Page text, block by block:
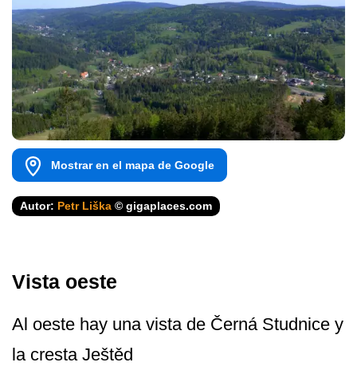
Mostrar en el mapa de Google
Autor: Petr Liška © gigaplaces.com
Vista oeste
Al oeste hay una vista de Černá Studnice y
la cresta Ještěd